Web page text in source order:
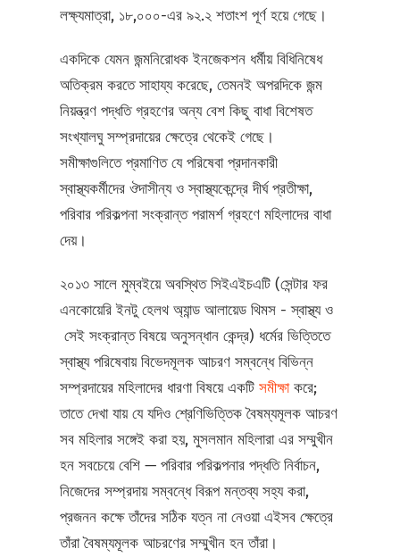
লক্ষ্যমাত্রা, ১৮,০০০-এর ৯২.২ শতাংশ পূর্ণ হয়ে গেছে।
একদিকে যেমন জন্মনিরোধক ইনজেকশন ধর্মীয় বিধিনিষেধ
অতিক্রম করতে সাহায্য করেছে, তেমনই অপরদিকে জন্ম
নিয়ন্ত্রণ পদ্ধতি গ্রহণের অন্য বেশ কিছু বাধা বিশেষত
সংখ্যালঘু সম্প্রদায়ের ক্ষেত্রে থেকেই গেছে।
সমীক্ষাগুলিতে প্রমাণিত যে পরিষেবা প্রদানকারী
স্বাস্থ্যকর্মীদের ঔদাসীন্য ও স্বাস্থ্যকেন্দ্রে দীর্ঘ প্রতীক্ষা,
পরিবার পরিকল্পনা সংক্রান্ত পরামর্শ গ্রহণে মহিলাদের বাধা
দেয়।
২০১৩ সালে মুম্বইয়ে অবস্থিত সিইএইচএটি (সেন্টার ফর
এনকোয়েরি ইনটু হেলথ অ্যান্ড আলায়েড থিমস - স্বাস্থ্য ও
সেই সংক্রান্ত বিষয়ে অনুসন্ধান কেন্দ্র) ধর্মের ভিত্তিতে
স্বাস্থ্য পরিষেবায় বিভেদমূলক আচরণ সম্বন্ধে বিভিন্ন
সম্প্রদায়ের মহিলাদের ধারণা বিষয়ে একটিসমীক্ষাকরে;
তাতে দেখা যায় যে যদিও শ্রেণিভিত্তিক বৈষম্যমূলক আচরণ
সব মহিলার সঙ্গেই করা হয়, মুসলমান মহিলারা এর সম্মুখীন
হন সবচেয়ে বেশি — পরিবার পরিকল্পনার পদ্ধতি নির্বাচন,
নিজেদের সম্প্রদায় সম্বন্ধে বিরূপ মন্তব্য সহ্য করা,
প্রজনন কক্ষে তাঁদের সঠিক যত্ন না নেওয়া এইসব ক্ষেত্রে
তাঁরা বৈষম্যমূলক আচরণের সম্মুখীন হন তাঁরা।